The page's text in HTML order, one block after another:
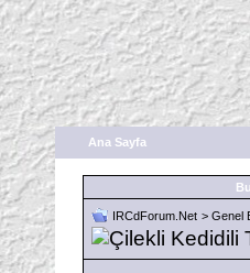
Ana Sayfa
IRCdForum.Net > Genel